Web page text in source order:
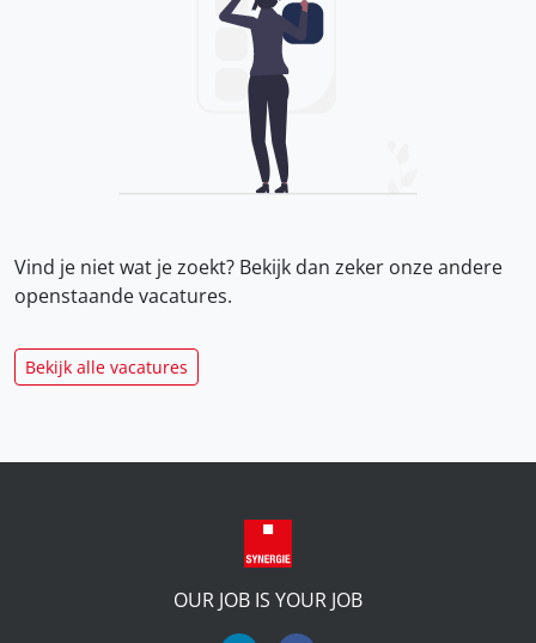
Vind je niet wat je zoekt? Bekijk dan zeker onzeandere
openstaande vacatures.
Bekijk alle vacatures
OUR JOB IS YOUR JOB